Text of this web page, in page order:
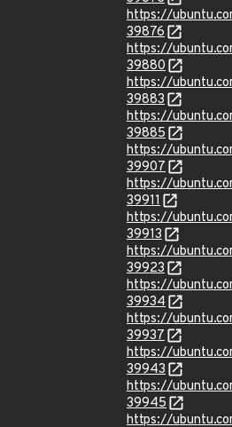
https://
39876
https://
39880
https://
39883
https://
39885
https://
39907
https://
39911
https://
39913
https://
39923
https://
39934
https://
39937
https://
39943
https://
39945
https://